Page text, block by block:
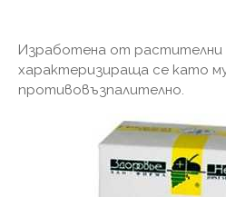
Изработена от растителни
характеризираща се като
противовъзпалително.